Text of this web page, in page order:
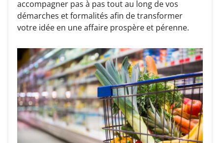
accompagner pas à pas tout au long de vos
démarches et formalités afin de transformer
votre idée en une affaire prospère et pérenne.